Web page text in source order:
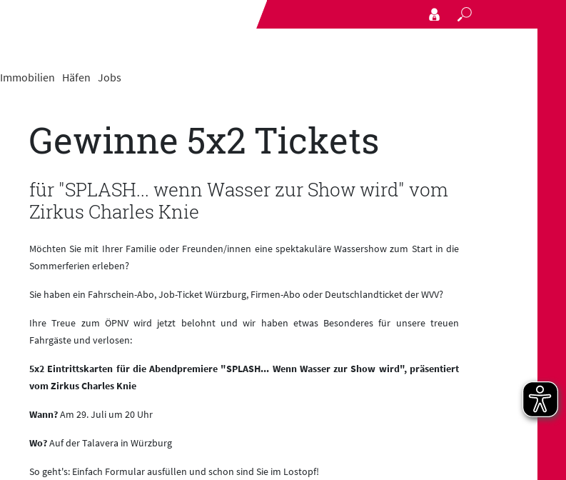
Immobilien Häfen Jobs
Gewinne 5x2 Tickets
für "SPLASH... wenn Wasser zur Show wird" vom
Zirkus Charles Knie
Möchten Sie mit Ihrer Familie oder Freunden/innen eine spektakuläre Wassershow zum Start in die
Sommerferien erleben?
Sie haben ein Fahrschein-Abo, Job-Ticket Würzburg, Firmen-Abo oder Deutschlandticket der WVV?
Ihre Treue zum ÖPNV wird jetzt belohnt und wir haben etwas Besonderes für unsere treuen
Fahrgäste und verlosen:
5x2 Eintrittskarten für die Abendpremiere "SPLASH... Wenn Wasser zur Show wird", präsentiert
vom Zirkus Charles Knie
Wann?Am 29. Juli um 20 Uhr
Wo?Auf der Talavera in Würzburg
So geht's: Einfach Formular ausfüllen und schon sind Sie im Lostopf!